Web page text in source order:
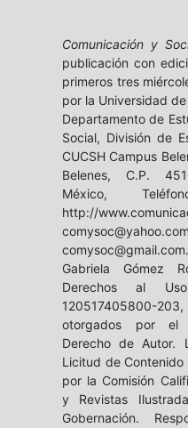
Comunicación y
publicación con
primeros tres
por la Universidad
Departamento de
Social, División de
CUCSH Campus
Belenes, C.P.
México,
http://
Gabriela Gómez
Derechos al
120517405800-
otorgados por el
Derecho de Autor.
Licitud de
por la Comisión
y Revistas
Gobernación.